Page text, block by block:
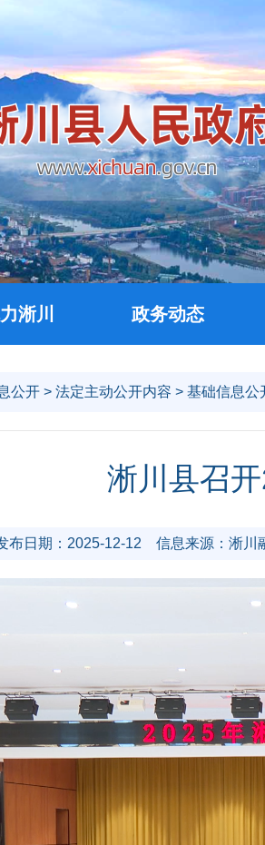
淅川 政务动态
公开 > 法定主动公开内容 > 基础信息公
淅川县召
布日期：2025-12-12 信息来源：淅川